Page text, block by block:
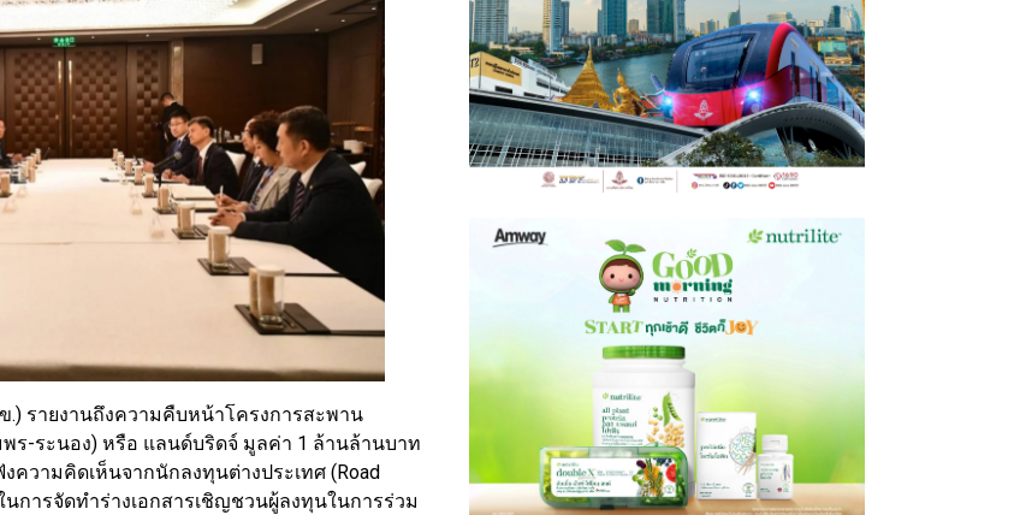
รายงานถึงความคืบหน้าโครงการสะพาน
ร-ระนอง) หรือ แลนด์บริดจ์ มูลค่า 1 ล้านล้านบาท
ความคิดเห็นจากนักลงทุนต่างประเทศ (Road
การจัดทำร่างเอกสารเชิญชวนผู้ลงทุนในการร่วม